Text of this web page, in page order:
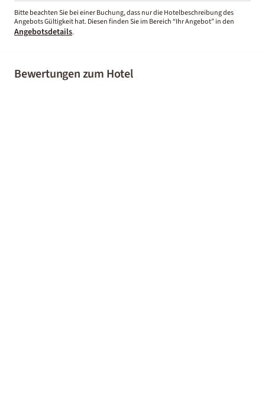
Bitte beachten Sie bei einer Buchung, dass nur die Hotelbeschreibung des
Angebots Gültigkeit hat. Diesen finden Sie im Bereich “Ihr Angebot” in den
Angebotsdetails.
Bewertungen zum Hotel